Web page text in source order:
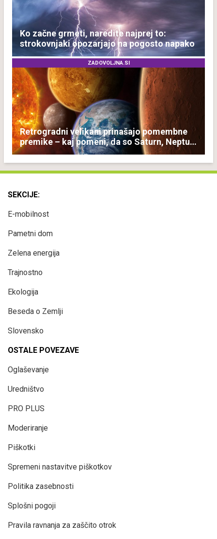
Ko začne grmeti, naredite najprej to:
strokovnjaki opozarjajo na pogosto napako
ZADOVOLJNA.SI
Retrogradni velikani prinašajo pomembne
premike – kaj pomeni, da so Saturn, Neptun
in Pluton hkrati retrogradni?
SEKCIJE:
E-mobilnost
Pametni dom
Zelena energija
Trajnostno
Ekologija
Beseda o Zemlji
Slovensko
OSTALE POVEZAVE
Oglaševanje
Uredništvo
PRO PLUS
Moderiranje
Piškotki
Spremeni nastavitve piškotkov
Politika zasebnosti
Splošni pogoji
Pravila ravnanja za zaščito otrok